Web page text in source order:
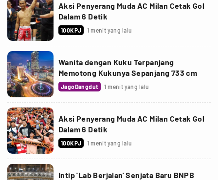
Aksi Penyerang Muda AC Milan Cetak Gol
Dalam 6 Detik
100KPJ 1 menit yang lalu
Wanita dengan Kuku Terpanjang
Memotong Kukunya Sepanjang 733 cm
JagoDangdut 1 menit yang lalu
Aksi Penyerang Muda AC Milan Cetak Gol
Dalam 6 Detik
100KPJ 1 menit yang lalu
Intip 'Lab Berjalan' Senjata Baru BNPB